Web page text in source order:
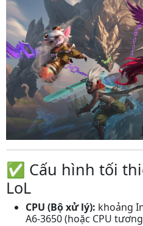
✅ Cấu hình tối
LoL
CPU (Bộ xử lý): khoảng
A6‑3650 (hoặc CPU